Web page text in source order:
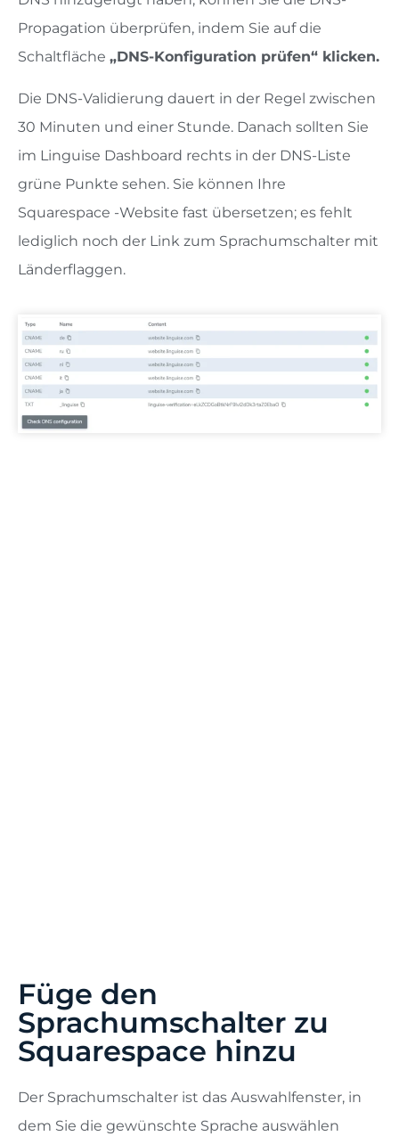
Propagation überprüfen, indem Sie auf die
Schaltfläche „DNS-Konfiguration prüfen“ klicken.
Die DNS-Validierung dauert in der Regel zwischen
30 Minuten und einer Stunde. Danach sollten Sie
im Linguise Dashboard rechts in der DNS-Liste
grüne Punkte sehen. Sie können Ihre
Squarespace -Website fast übersetzen; es fehlt
lediglich noch der Link zum Sprachumschalter mit
Länderflaggen.
Füge den
Sprachumschalter zu
Squarespace hinzu
Der Sprachumschalter ist das Auswahlfenster, in
dem Sie die gewünschte Sprache auswählen